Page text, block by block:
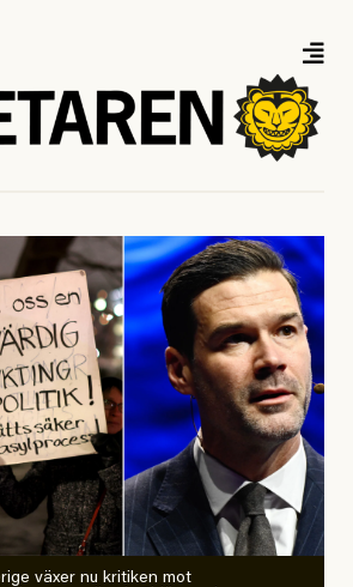
växer nu kritiken mot